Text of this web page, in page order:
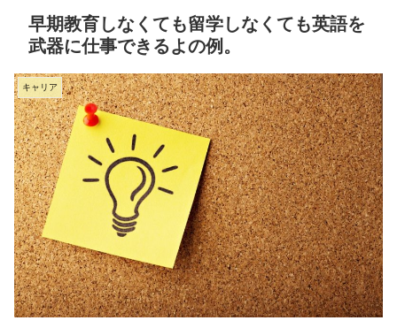
早期教育しなくても留学しなくても英語を
武器に仕事できるよの例。
キャリア